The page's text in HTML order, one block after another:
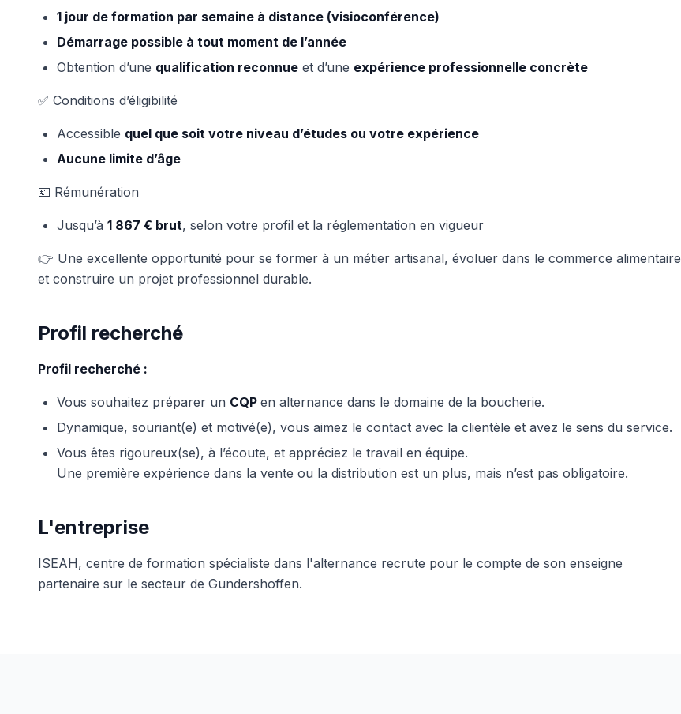
1 jour de formation par semaine à distance (visioconférence)
Démarrage possible à tout moment de l’année
Obtention d’une qualification reconnue et d’une expérience professionnelle concrète
✅ Conditions d’éligibilité
Accessible quel que soit votre niveau d’études ou votre expérience
Aucune limite d’âge
💶 Rémunération
Jusqu’à 1 867 € brut, selon votre profil et la réglementation en vigueur
👉 Une excellente opportunité pour se former à un métier artisanal, évoluer dans le commerce alimentaire
et construire un projet professionnel durable.
Profil recherché
Profil recherché :
Vous souhaitez préparer un CQP en alternance dans le domaine de la boucherie.
Dynamique, souriant(e) et motivé(e), vous aimez le contact avec la clientèle et avez le sens du service.
Vous êtes rigoureux(se), à l’écoute, et appréciez le travail en équipe.
Une première expérience dans la vente ou la distribution est un plus, mais n’est pas obligatoire.
L'entreprise
ISEAH, centre de formation spécialiste dans l'alternance recrute pour le compte de son enseigne
partenaire sur le secteur de Gundershoffen.